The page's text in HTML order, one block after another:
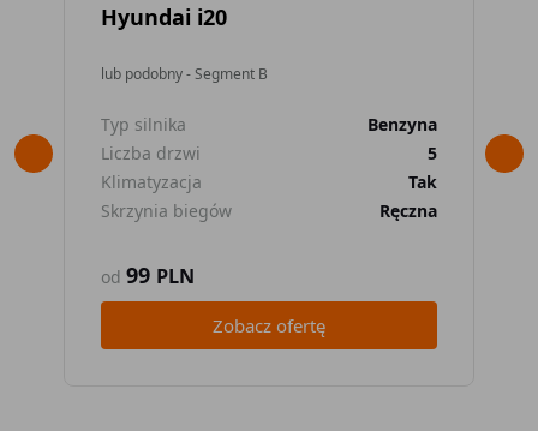
Hyundai i20
lub podobny - Segment B
Typ silnika
Benzyna
Liczba drzwi
5
Klimatyzacja
Tak
Skrzynia biegów
Ręczna
od 99 PLN
Zobacz ofertę